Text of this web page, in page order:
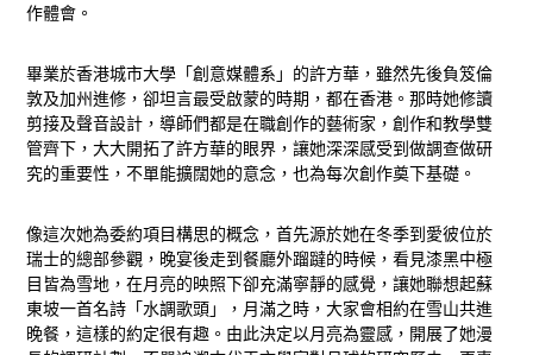
作體會。
畢業於香港城市大學「創意媒體系」的許方華，雖然先後負笈倫
敦及加州進修，卻坦言最受啟蒙的時期，都在香港。那時她修讀
剪接及聲音設計，導師們都是在職創作的藝術家，創作和教學雙
管齊下，大大開拓了許方華的眼界，讓她深深感受到做調查做研
究的重要性，不單能擴闊她的意念，也為每次創作奠下基礎。
像這次她為委約項目構思的概念，首先源於她在冬季到愛彼位於
瑞士的總部參觀，晚宴後走到餐廳外蹓躂的時候，看見漆黑中極
目皆為雪地，在月亮的映照下卻充滿寧靜的感覺，讓她聯想起蘇
東坡一首名詩「水調歌頭」，月滿之時，大家會相約在雪山共進
晚餐，這樣的約定很有趣。由此決定以月亮為靈感，開展了她漫